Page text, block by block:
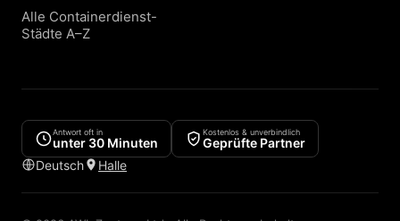
Alle Containerdienst-
Städte A–Z
Antwort oft in
unter 30 Minuten
Kostenlos & unverbindlich
Geprüfte Partner
Deutsch
Halle